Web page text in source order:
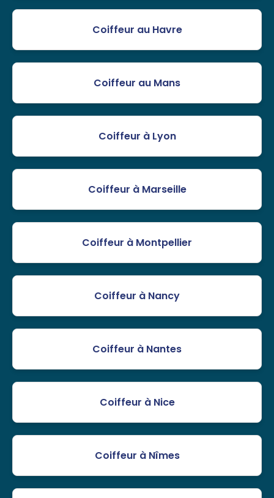
Coiffeur au Havre
Coiffeur au Mans
Coiffeur à Lyon
Coiffeur à Marseille
Coiffeur à Montpellier
Coiffeur à Nancy
Coiffeur à Nantes
Coiffeur à Nice
Coiffeur à Nîmes